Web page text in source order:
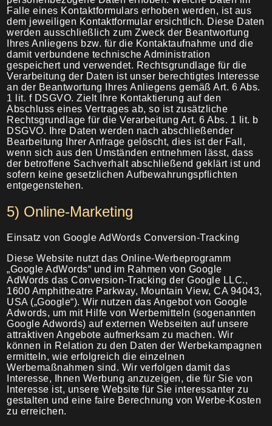
Falle eines Kontaktformulars erhoben werden, ist aus
dem jeweiligen Kontaktformular ersichtlich. Diese Daten
werden ausschließlich zum Zweck der Beantwortung
Ihres Anliegens bzw. für die Kontaktaufnahme und die
damit verbundene technische Administration
gespeichert und verwendet. Rechtsgrundlage für die
Verarbeitung der Daten ist unser berechtigtes Interesse
an der Beantwortung Ihres Anliegens gemäß Art. 6 Abs.
1 lit. f DSGVO. Zielt Ihre Kontaktierung auf den
Abschluss eines Vertrages ab, so ist zusätzliche
Rechtsgrundlage für die Verarbeitung Art. 6 Abs. 1 lit. b
DSGVO. Ihre Daten werden nach abschließender
Bearbeitung Ihrer Anfrage gelöscht, dies ist der Fall,
wenn sich aus den Umständen entnehmen lässt, dass
der betroffene Sachverhalt abschließend geklärt ist und
sofern keine gesetzlichen Aufbewahrungspflichten
entgegenstehen.
5) Online-Marketing
Einsatz von Google AdWords Conversion-Tracking
Diese Website nutzt das Online-Werbeprogramm
„Google AdWords“ und im Rahmen von Google
AdWords das Conversion-Tracking der Google LLC.,
1600 Amphitheatre Parkway, Mountain View, CA 94043,
USA („Google“). Wir nutzen das Angebot von Google
Adwords, um mit Hilfe von Werbemitteln (sogenannten
Google Adwords) auf externen Webseiten auf unsere
attraktiven Angebote aufmerksam zu machen. Wir
können in Relation zu den Daten der Werbekampagnen
ermitteln, wie erfolgreich die einzelnen
Werbemaßnahmen sind. Wir verfolgen damit das
Interesse, Ihnen Werbung anzuzeigen, die für Sie von
Interesse ist, unsere Website für Sie interessanter zu
gestalten und eine faire Berechnung von Werbe-Kosten
zu erreichen.